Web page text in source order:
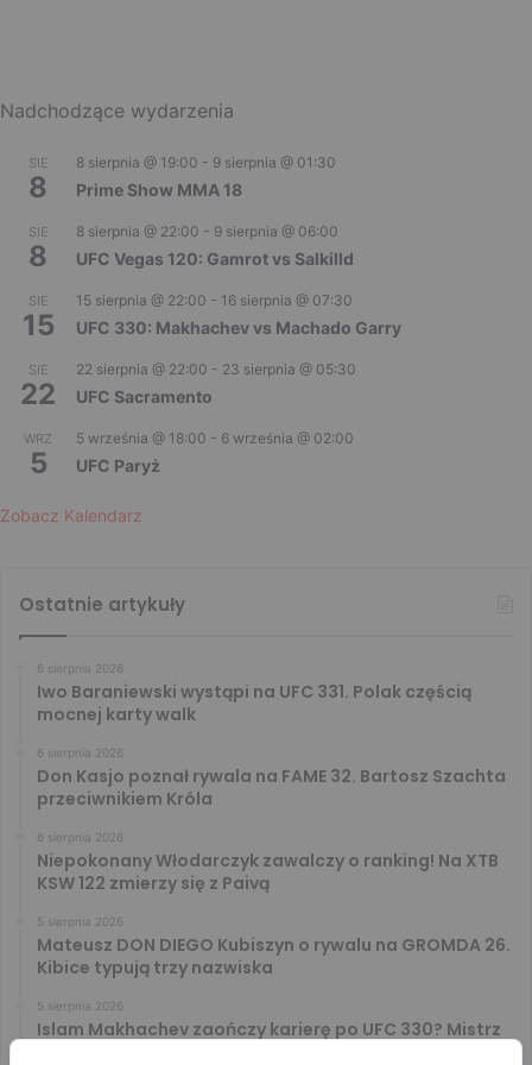
Nadchodzące wydarzenia
SIE
8
8 sierpnia @ 19:00 - 9 sierpnia @ 01:30
Prime Show MMA 18
SIE
8
8 sierpnia @ 22:00 - 9 sierpnia @ 06:00
UFC Vegas 120: Gamrot vs Salkilld
SIE
15
15 sierpnia @ 22:00 - 16 sierpnia @ 07:30
UFC 330: Makhachev vs Machado Garry
SIE
22
22 sierpnia @ 22:00 - 23 sierpnia @ 05:30
UFC Sacramento
WRZ
5
5 września @ 18:00 - 6 września @ 02:00
UFC Paryż
Zobacz Kalendarz
Ostatnie artykuły
6 sierpnia 2026
Iwo Baraniewski wystąpi na UFC 331. Polak częścią
mocnej karty walk
6 sierpnia 2026
Don Kasjo poznał rywala na FAME 32. Bartosz Szachta
przeciwnikiem Króla
6 sierpnia 2026
Niepokonany Włodarczyk zawalczy o ranking! Na XTB
KSW 122 zmierzy się z Paivą
5 sierpnia 2026
Mateusz DON DIEGO Kubiszyn o rywalu na GROMDA 26.
Kibice typują trzy nazwiska
5 sierpnia 2026
Islam Makhachev zaończy karierę po UFC 330? Mistrz